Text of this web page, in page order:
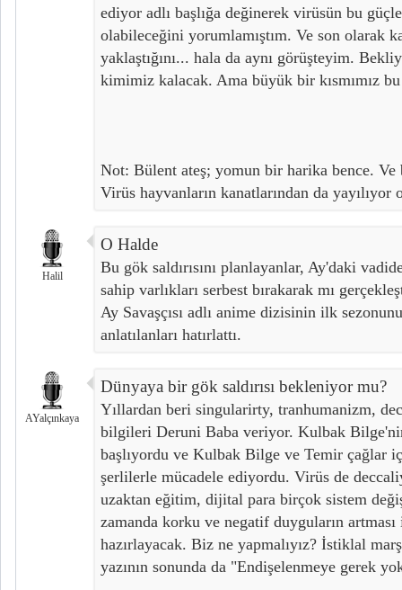
ediyor adlı başlığa değinerek virüsün bu
olabileceğini yorumlamıştım. Ve son olarak
yaklaştığını... hala da aynı görüşteyim.
kimimiz kalacak. Ama büyük bir kısmımız
Not: Bülent ateş; yomun bir harika bence. Ve
Virüs hayvanların kanatlarından da yayılıyor
Halil
O Halde
Bu gök saldırısını planlayanlar, Ay'daki
sahip varlıkları serbest bırakarak mı
Ay Savaşçısı adlı anime dizisinin ilk
anlatılanları hatırlattı.
AYalçınkaya
Dünyaya bir gök saldırısı bekleniyor mu?
Yıllardan beri singularirty, tranhumanizm,
bilgileri Deruni Baba veriyor. Kulbak
başlıyordu ve Kulbak Bilge ve Temir çağlar
şerlilerle mücadele ediyordu. Virüs de
uzaktan eğitim, dijital para birçok sistem
zamanda korku ve negatif duyguların
hazırlayacak. Biz ne yapmalıyız? İstiklal
yazının sonunda da "Endişelenmeye gerek